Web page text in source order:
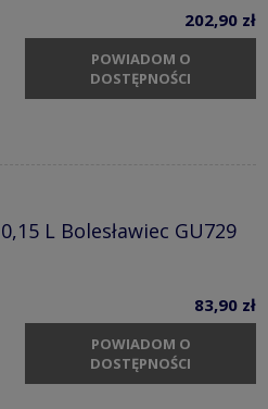
202,90 zł
POWIADOM O
DOSTĘPNOŚCI
L Bolesławiec GU729
83,90 zł
POWIADOM O
DOSTĘPNOŚCI